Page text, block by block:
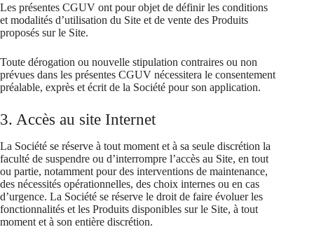
Les présentes CGUV ont pour objet de définir les conditions
et modalités d’utilisation du Site et de vente des Produits
proposés sur le Site.
Toute dérogation ou nouvelle stipulation contraires ou non
prévues dans les présentes CGUV nécessitera le consentement
préalable, exprès et écrit de la Société pour son application.
3. Accès au site Internet
La Société se réserve à tout moment et à sa seule discrétion la
faculté de suspendre ou d’interrompre l’accès au Site, en tout
ou partie, notamment pour des interventions de maintenance,
des nécessités opérationnelles, des choix internes ou en cas
d’urgence. La Société se réserve le droit de faire évoluer les
fonctionnalités et les Produits disponibles sur le Site, à tout
moment et à son entière discrétion.